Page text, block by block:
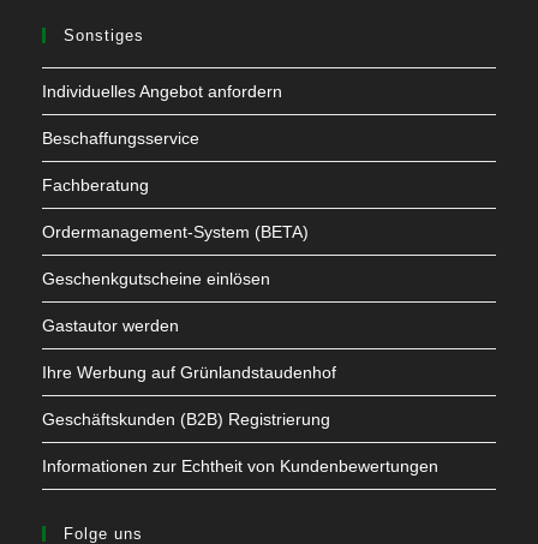
Sonstiges
Individuelles Angebot anfordern
Beschaffungsservice
Fachberatung
Ordermanagement-System (BETA)
Geschenkgutscheine einlösen
Gastautor werden
Ihre Werbung auf Grünlandstaudenhof
Geschäftskunden (B2B) Registrierung
Informationen zur Echtheit von Kundenbewertungen
Folge uns